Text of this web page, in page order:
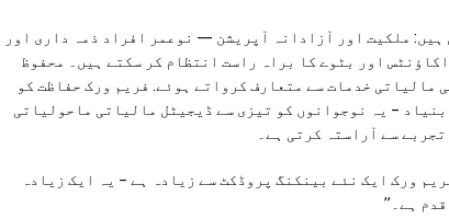
ملکیت اور آزادانہ آپریشن — نوعمر افراد ذمہ داری اور
اور بٹوے کا براہ راست انتظام کر سکتے ہیں۔ محفوظ
خدمات سے متعارف کرواتے ہوئے. فریم ورک حفاظت کو
– یہ نوجوانوں کو تیزی سے ڈیجیٹل مالیاتی ماحولیاتی
سے آراستہ کرتی ہے۔
ورک ایک نئے بینکنگ پروڈکٹ سے زیادہ ہے – یہ ایک زیادہ
ہے۔”